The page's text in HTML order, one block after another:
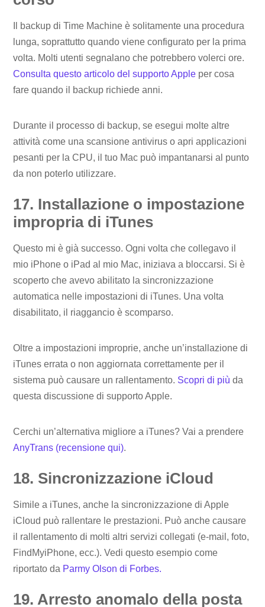
Il backup di Time Machine è solitamente una procedura
lunga, soprattutto quando viene configurato per la prima
volta. Molti utenti segnalano che potrebbero volerci ore.
Consulta questo articolo del supporto Apple per cosa
fare quando il backup richiede anni.
Durante il processo di backup, se esegui molte altre
attività come una scansione antivirus o apri applicazioni
pesanti per la CPU, il tuo Mac può impantanarsi al punto
da non poterlo utilizzare.
17. Installazione o impostazione
impropria di iTunes
Questo mi è già successo. Ogni volta che collegavo il
mio iPhone o iPad al mio Mac, iniziava a bloccarsi. Si è
scoperto che avevo abilitato la sincronizzazione
automatica nelle impostazioni di iTunes. Una volta
disabilitato, il riaggancio è scomparso.
Oltre a impostazioni improprie, anche un’installazione di
iTunes errata o non aggiornata correttamente per il
sistema può causare un rallentamento. Scopri di più da
questa discussione di supporto Apple.
Cerchi un’alternativa migliore a iTunes? Vai a prendere
AnyTrans (recensione qui).
18. Sincronizzazione iCloud
Simile a iTunes, anche la sincronizzazione di Apple
iCloud può rallentare le prestazioni. Può anche causare
il rallentamento di molti altri servizi collegati (e-mail, foto,
FindMyiPhone, ecc.). Vedi questo esempio come
riportato da Parmy Olson di Forbes.
19. Arresto anomalo della posta